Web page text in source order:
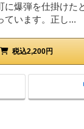
に爆弾を仕掛け
ています。正し...
税込2,200円